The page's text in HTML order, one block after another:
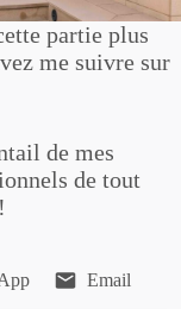
partie plus
me suivre sur
de mes
de tout
!
Email